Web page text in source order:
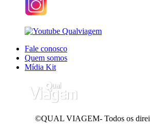
Fale conosco
Quem somos
Mídia Kit
©QUAL VIAGEM- Todos os